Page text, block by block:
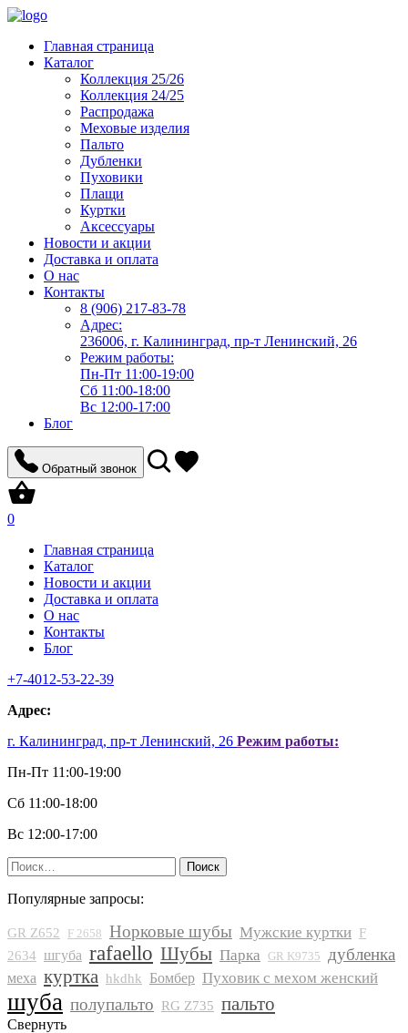
Главная страница
Каталог
Коллекция 25/26
Коллекция 24/25
Распродажа
Меховые изделия
Пальто
Дубленки
Пуховики
Плащи
Куртки
Аксессуары
Новости и акции
Доставка и оплата
О нас
Контакты
8 (906) 217-83-78
Адрес:
236006, г. Калининград, пр-т Ленинский, 26
Режим работы:
Пн-Пт 11:00-19:00
Сб 11:00-18:00
Вс 12:00-17:00
Блог
Обратный звонок
0
Главная страница
Каталог
Новости и акции
Доставка и оплата
О нас
Контакты
Блог
+7-4012-53-22-39
Aдрес:
г. Калининград, пр-т Ленинский, 26 Режим работы:
Пн-Пт 11:00-19:00
Сб 11:00-18:00
Вс 12:00-17:00
Найти:
Популярные запросы:
GR Z652 F 2658 Норковые шубы Мужские куртки F
2634 шгуба rafaello Шубы Парка GR K9735 дубленка
меха куртка hkdhk Бомбер Пуховик с мехом женский
шуба полупальто RG Z735 пальто
Свернуть